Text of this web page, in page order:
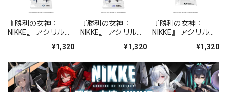
『勝利の女神：
NIKKE』 アクリルス
¥1,320
『勝利の女神：
NIKKE』 アクリルス
ォーチュンメイト
¥1,320
『勝利の女神：
NIKKE』 アクリルス
シャープレッスン
¥1,320